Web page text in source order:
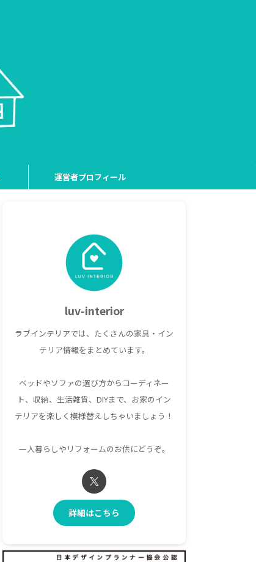
運営者プロフィール
luv-interior
ラブインテリアでは、たくさんの家具・イン
テリア情報をまとめています。
ベッドやソファの選び方からコーディネー
ト、収納、生活雑貨、DIYまで、お家のイン
テリアを楽しく模様替えしちゃいましょう！
一人暮らしやリフォームのお供にどうぞ。
詳細はこちら